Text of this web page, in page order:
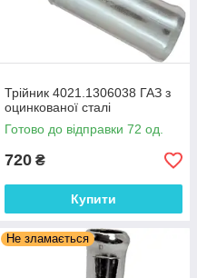
Трійник 4021.1306038 ГАЗ з
оцинкованої сталі
Готово до відправки 72 од.
720 ₴
Купити
Не зламається